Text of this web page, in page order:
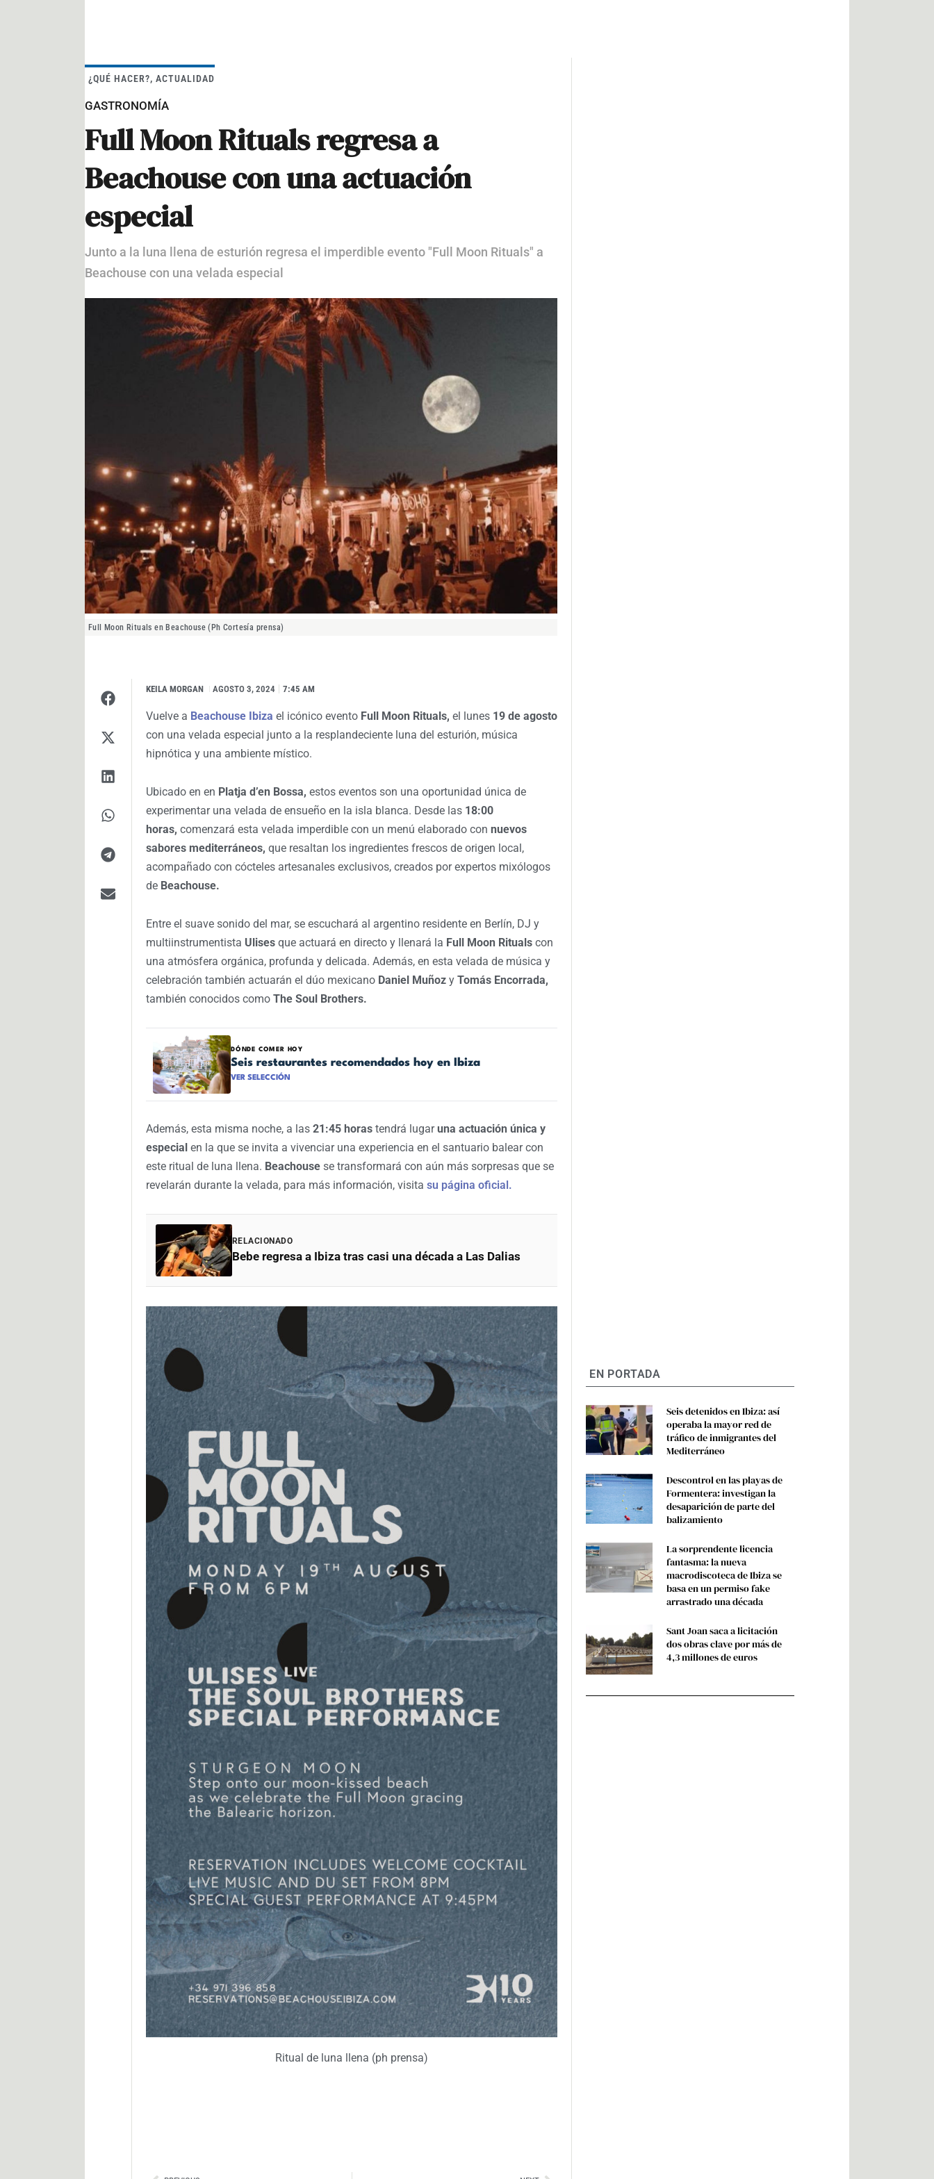
¿QUÉ HACER?, ACTUALIDAD
GASTRONOMÍA
Full Moon Rituals regresa a
Beachouse con una actuación
especial
Junto a la luna llena de esturión regresa el imperdible evento "Full Moon Rituals" a
Beachouse con una velada especial
Full Moon Rituals en Beachouse (Ph Cortesía prensa)
KEILA MORGAN I AGOSTO 3, 2024 7:45 AM
Vuelve a Beachouse Ibiza el icónico evento Full Moon Rituals, el lunes 19 de agosto
con una velada especial junto a la resplandeciente luna del esturión, música
hipnótica y una ambiente místico.
Ubicado en en Platja d’en Bossa, estos eventos son una oportunidad única de
experimentar una velada de ensueño en la isla blanca. Desde las 18:00
horas, comenzará esta velada imperdible con un menú elaborado con nuevos
sabores mediterráneos, que resaltan los ingredientes frescos de origen local,
acompañado con cócteles artesanales exclusivos, creados por expertos mixólogos
de Beachouse.
Entre el suave sonido del mar, se escuchará al argentino residente en Berlín, DJ y
multiinstrumentista Ulises que actuará en directo y llenará la Full Moon Rituals con
una atmósfera orgánica, profunda y delicada. Además, en esta velada de música y
celebración también actuarán el dúo mexicano Daniel Muñoz y Tomás Encorrada,
también conocidos como The Soul Brothers.
DÓNDE COMER HOY
Seis restaurantes recomendados hoy en Ibiza
VER SELECCIÓN
Además, esta misma noche, a las 21:45 horas tendrá lugaruna actuación única y
especial en la que se invita a vivenciar una experiencia en el santuario balear con
este ritual de luna llena. Beachouse se transformará con aún más sorpresas que se
revelarán durante la velada, para más información, visita su página oficial.
RELACIONADO
Bebe regresa a Ibiza tras casi una década a Las Dalias
Ritual de luna llena (ph prensa)
EN PORTADA
Seis detenidos en Ibiza: así
operaba la mayor red de
tráfico de inmigrantes del
Mediterráneo
Descontrol en las playas de
Formentera: investigan la
desaparición de parte del
balizamiento
La sorprendente licencia
fantasma: la nueva
macrodiscoteca de Ibiza se
basa en un permiso fake
arrastrado una década
Sant Joan saca a licitación
dos obras clave por más de
4,3 millones de euros